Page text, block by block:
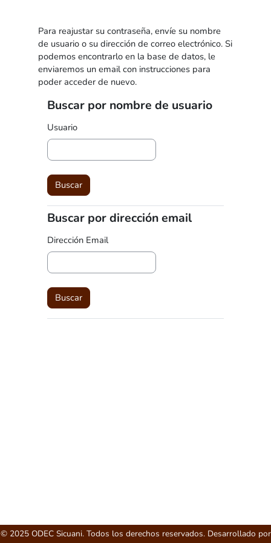
Para reajustar su contraseña, envíe su nombre
de usuario o su dirección de correo electrónico. Si
podemos encontrarlo en la base de datos, le
enviaremos un email con instrucciones para
poder acceder de nuevo.
Buscar por nombre de usuario
Buscar por nombre de usuario
Usuario
Buscar por dirección email
Buscar por dirección email
Dirección Email
© 2025 ODEC Sicuani. Todos los derechos reservados. Desarrollado por